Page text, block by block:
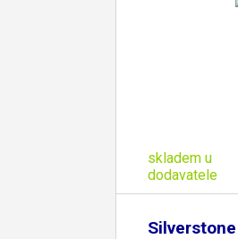
skladem u
dodavatele